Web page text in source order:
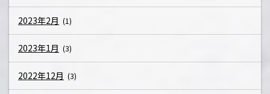
2023年2月 (1)
2023年1月 (3)
2022年12月 (3)